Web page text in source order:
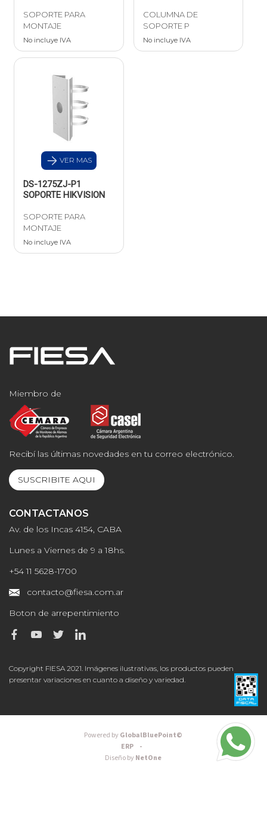
SOPORTE PARA
MONTAJE
No incluye IVA
COLUMNA DE
SOPORTE P
No incluye IVA
VER MAS
DS-1275ZJ-P1
SOPORTE HIKVISION
SOPORTE PARA
MONTAJE
No incluye IVA
Miembro de
Recibí las últimas novedades en tu correo electrónico.
SUSCRIBITE AQUI
CONTACTANOS
Av. de los Incas 4154, CABA
Lunes a Viernes de 9 a 18hs.
+54 11 5628-1700
contacto@fiesa.com.ar
Boton de arrepentimiento
Copyright FIESA 2021. Imágenes ilustrativas, los productos pueden
presentar variaciones en cuanto a diseño y variedad.
Powered byGlobalBluePoint©
ERP -
Diseño byNetOne